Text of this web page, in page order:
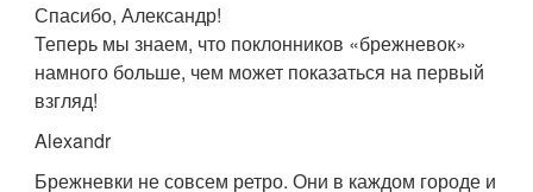
Спасибо, Александр!
Теперь мы знаем, что поклонников «брежневок»
намного больше, чем может показаться на первый
взгляд!
Alexandr
Брежневки не совсем ретро. Они в каждом городе и